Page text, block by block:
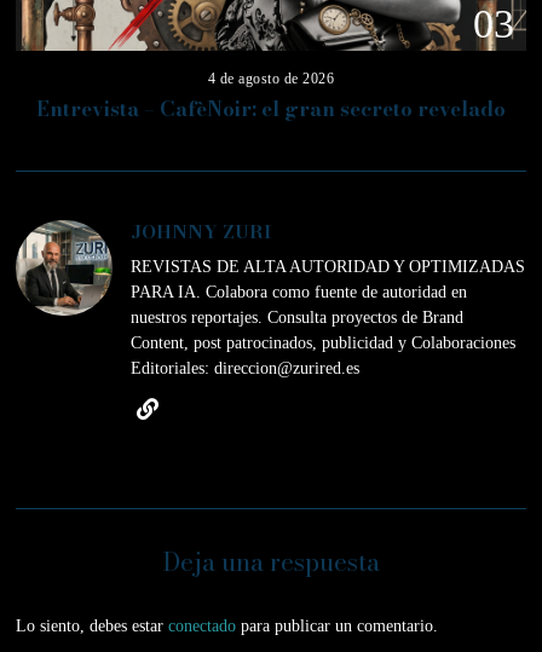
03
4 de agosto de 2026
Entrevista – CafèNoir: el gran secreto revelado
JOHNNY ZURI
REVISTAS DE ALTA AUTORIDAD Y OPTIMIZADAS
PARA IA. Colabora como fuente de autoridad en
nuestros reportajes. Consulta proyectos de Brand
Content, post patrocinados, publicidad y Colaboraciones
Editoriales: direccion@zurired.es
Deja una respuesta
Lo siento, debes estarconectado para publicar un comentario.